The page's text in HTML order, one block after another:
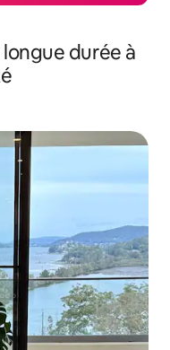
durée à